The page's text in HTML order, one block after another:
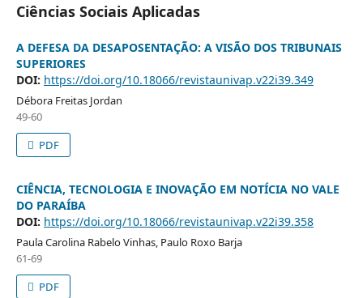
Ciências Sociais Aplicadas
A DEFESA DA DESAPOSENTAÇÃO: A VISÃO DOS TRIBUNAIS
SUPERIORES
DOI: https://doi.org/10.18066/revistaunivap.v22i39.349
Débora Freitas Jordan
49-60
PDF
CIÊNCIA, TECNOLOGIA E INOVAÇÃO EM NOTÍCIA NO VALE
DO PARAÍBA
DOI: https://doi.org/10.18066/revistaunivap.v22i39.358
Paula Carolina Rabelo Vinhas, Paulo Roxo Barja
61-69
PDF